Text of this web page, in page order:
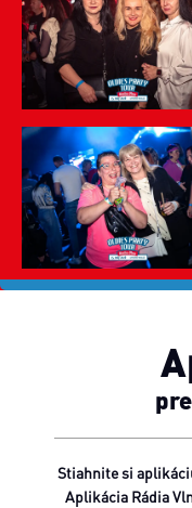
Stiahnite si
Aplikácia Rádia